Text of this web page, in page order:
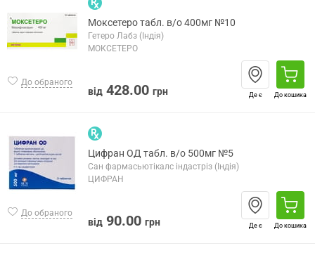
До обраного
Моксетеро табл. в/о 400мг №10
Гетеро Лабз (Індія)
МОКСЕТЕРО
від 428.00 грн Де є До кошика
До обраного
Цифран ОД табл. в/о 500мг №5
Сан фармасьютікалс індастріз (Індія)
ЦИФРАН
від 90.00 грн Де є До кошика